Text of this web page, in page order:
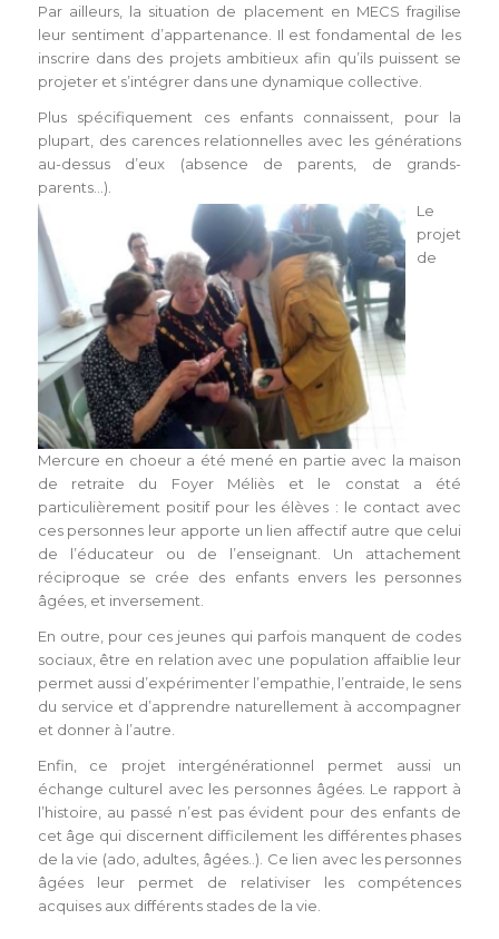
Par ailleurs, la situation de placement en MECS fragilise
leur sentiment d’appartenance. Il est fondamental de les
inscrire dans des projets ambitieux afin qu’ils puissent se
projeter et s’intégrer dans une dynamique collective.
Plus spécifiquement ces enfants connaissent, pour la
plupart, des carences relationnelles avec les générations
au-dessus d’eux (absence de parents, de grands-
parents…).
Le
projet
de
Mercure en choeur a été mené en partie avec la maison
de retraite du Foyer Méliès et le constat a été
particulièrement positif pour les élèves : le contact avec
ces personnes leur apporte un lien affectif autre que celui
de l’éducateur ou de l’enseignant. Un attachement
réciproque se crée des enfants envers les personnes
âgées, et inversement.
En outre, pour ces jeunes qui parfois manquent de codes
sociaux, être en relation avec une population affaiblie leur
permet aussi d’expérimenter l’empathie, l’entraide, le sens
du service et d’apprendre naturellement à accompagner
et donner à l’autre.
Enfin, ce projet intergénérationnel permet aussi un
échange culturel avec les personnes âgées. Le rapport à
l’histoire, au passé n’est pas évident pour des enfants de
cet âge qui discernent difficilement les différentes phases
de la vie (ado, adultes, âgées..). Ce lien avec les personnes
âgées leur permet de relativiser les compétences
acquises aux différents stades de la vie.